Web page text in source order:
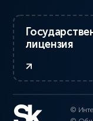
лицензия
©